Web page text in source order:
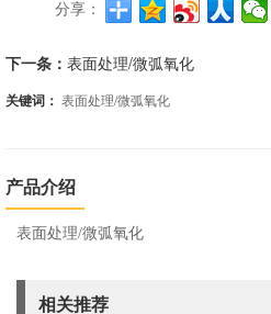
分享：
下一条： 表面处理/微弧氧化
关键词： 表面处理/微弧氧化
产品介绍
表面处理/微弧氧化
相关推荐